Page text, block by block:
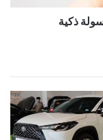
ذكية